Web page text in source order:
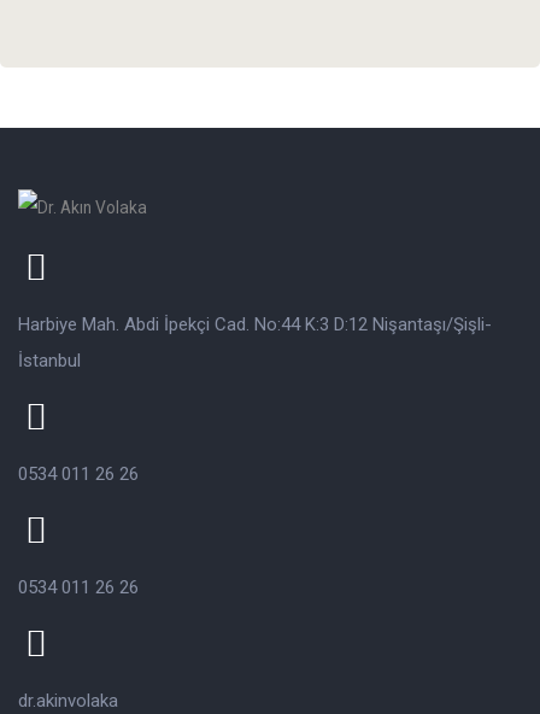
Harbiye Mah. Abdi İpekçi Cad. No:44 K:3 D:12 Nişantaşı/Şişli-
İstanbul
0534 011 26 26
0534 011 26 26
dr.akinvolaka